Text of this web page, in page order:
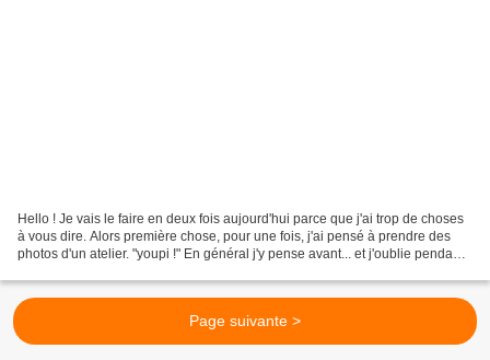
Hello ! Je vais le faire en deux fois aujourd'hui parce que j'ai trop de choses
à vous dire. Alors première chose, pour une fois, j'ai pensé à prendre des
photos d'un atelier. "youpi !" En général j'y pense avant... et j'oublie pendant.
Page suivante >